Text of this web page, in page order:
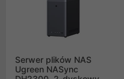
Serwer plików NAS
Ugreen NASync